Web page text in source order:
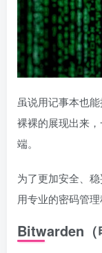
虽说用记事本也
裸裸的展现出来
端。
为了更加安全、
用专业的密码管
Bitwarden（